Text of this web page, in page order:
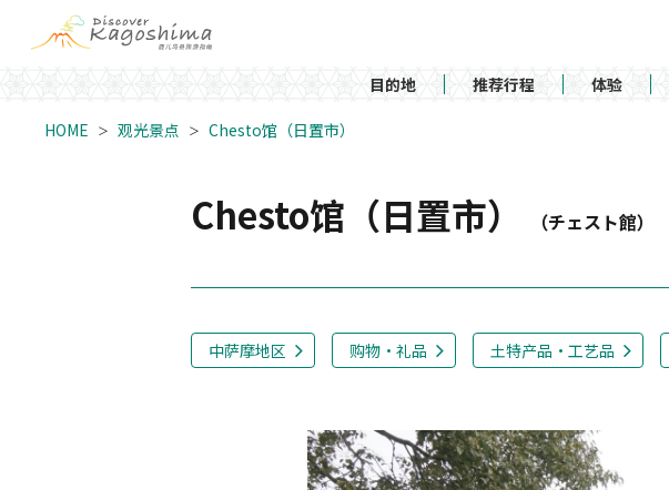
目的地 推荐行程 体验
HOME 观光景点 Chesto馆（日置市）
Chesto馆（日置市） （チェスト館）
中萨摩地区 购物・礼品 土特产品・工艺品